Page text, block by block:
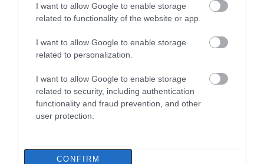
I want to allow Google to enable storage
related to functionality of the website or app.
I want to allow Google to enable storage
related to personalization.
I want to allow Google to enable storage
related to security, including authentication
functionality and fraud prevention, and other
user protection.
CONFIRM